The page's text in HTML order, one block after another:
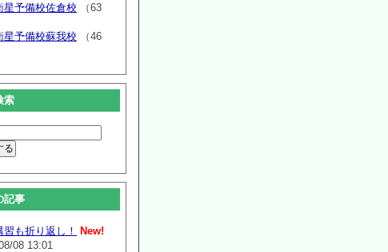
星予備校佐倉校 （63
星予備校蘇我校 （46
索
記事
習も折り返し！
New!
08 13:01